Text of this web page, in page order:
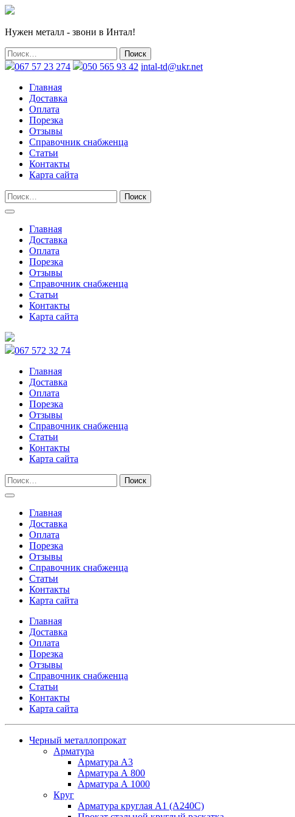
Нужен металл - звони в Интал!
067 57 23 274 050 565 93 42 intal-td@ukr.net
Главная
Доставка
Оплата
Порезка
Отзывы
Справочник снабженца
Статьи
Контакты
Карта сайта
Главная
Доставка
Оплата
Порезка
Отзывы
Справочник снабженца
Статьи
Контакты
Карта сайта
067 572 32 74
Главная
Доставка
Оплата
Порезка
Отзывы
Справочник снабженца
Статьи
Контакты
Карта сайта
Главная
Доставка
Оплата
Порезка
Отзывы
Справочник снабженца
Статьи
Контакты
Карта сайта
Главная
Доставка
Оплата
Порезка
Отзывы
Справочник снабженца
Статьи
Контакты
Карта сайта
Черный металлопрокат
Арматура
Арматура А3
Арматура А 800
Арматура А 1000
Круг
Арматура круглая А1 (А240C)